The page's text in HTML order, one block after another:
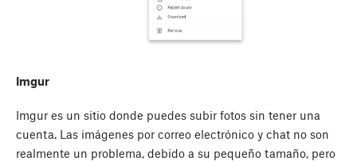
Imgur
Imgur es un sitio donde puedes subir fotos sin tener una
cuenta. Las imágenes por correo electrónico y chat no son
realmente un problema, debido a su pequeño tamaño, pero